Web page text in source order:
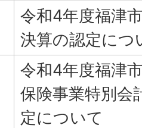
令和4年度福津
決算の認定につ
令和4年度福津
保険事業特別会
定について